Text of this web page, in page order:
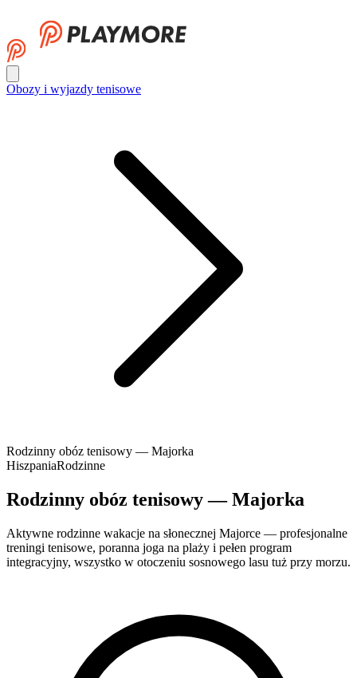
Obozy i wyjazdy tenisowe
Rodzinny obóz tenisowy — Majorka
HiszpaniaRodzinne
Rodzinny obóz tenisowy — Majorka
Aktywne rodzinne wakacje na słonecznej Majorce — profesjonalne
treningi tenisowe, poranna joga na plaży i pełen program
integracyjny, wszystko w otoczeniu sosnowego lasu tuż przy morzu.